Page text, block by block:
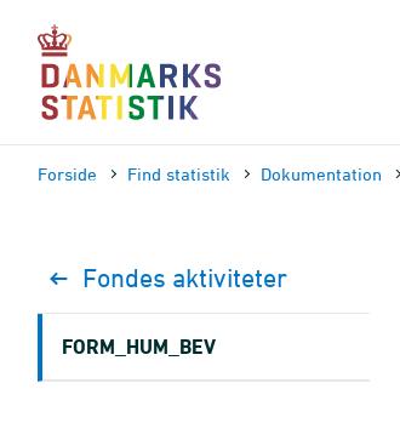
sidens
indhold
Forside Find statistik Dokumen­tation
Fondes aktiviteter
FORM_HUM_BEV